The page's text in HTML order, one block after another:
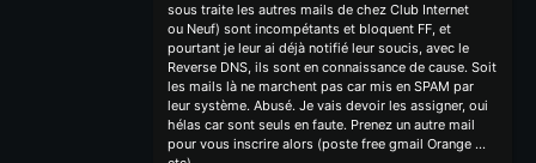
sous traite les autres mails de chez Club Internet
ou Neuf) sont incompétants et bloquent FF, et
pourtant je leur ai déjà notifié leur soucis, avec le
Reverse DNS, ils sont en connaissance de cause. Soit
les mails là ne marchent pas car mis en SPAM par
leur système. Abusé. Je vais devoir les assigner, oui
hélas car sont seuls en faute. Prenez un autre mail
pour vous inscrire alors (poste free gmail Orange ...